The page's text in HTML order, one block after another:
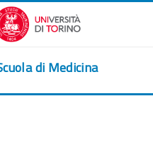
principale
di Medicina